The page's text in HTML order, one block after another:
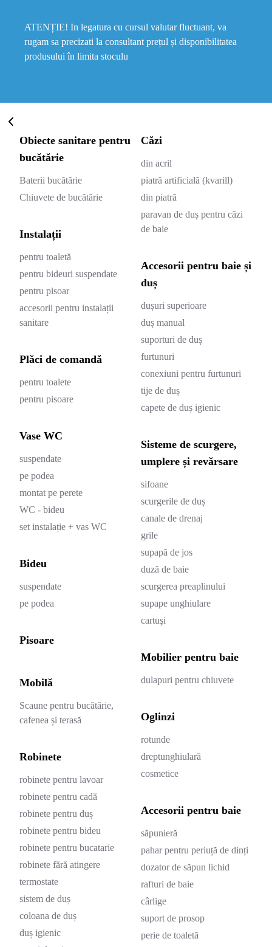
ATENȚIE! In legatura cu cursul valutar fluctuant, va
rugam sa precizati la consultant prețul și disponibilitatea
produsului în limita stoculu
Obiecte sanitare pentru
bucătărie
Baterii bucătărie
Chiuvete de bucătărie
Instalații
pentru toaletă
pentru bideuri suspendate
pentru pisoar
accesorii pentru instalații
sanitare
Plăci de comandă
pentru toalete
pentru pisoare
Vase WC
suspendate
pe podea
montat pe perete
WC - bideu
set instalație + vas WC
Bideu
suspendate
pe podea
Pisoare
Mobilă
Scaune pentru bucătărie,
cafenea și terasă
Robinete
robinete pentru lavoar
robinete pentru cadă
robinete pentru duș
robinete pentru bideu
robinete pentru bucatarie
robinete fără atingere
termostate
sistem de duș
coloana de duș
duș igienic
Căzi
din acril
piatră artificială (kvarill)
din piatră
paravan de duș pentru căzi
de baie
Accesorii pentru baie și
duș
dușuri superioare
duș manual
suporturi de duș
furtunuri
conexiuni pentru furtunuri
tije de duș
capete de duș igienic
Sisteme de scurgere,
umplere și revărsare
sifoane
scurgerile de duș
canale de drenaj
grile
supapă de jos
duză de baie
scurgerea preaplinului
supape unghiulare
cartuşi
Mobilier pentru baie
dulapuri pentru chiuvete
Oglinzi
rotunde
dreptunghiulară
cosmetice
Accesorii pentru baie
săpunieră
pahar pentru periuță de dinți
dozator de săpun lichid
rafturi de baie
cârlige
suport de prosop
perie de toaletă